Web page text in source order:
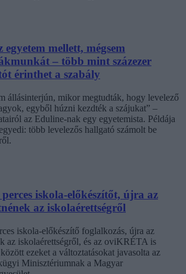
mellett, mégsem
– több mint százezer
érinthet a szabály
állásinterjún, mikor megtudták, hogy levelező
egyből húzni kezdték a szájukat” –
az Eduline-nak egy egyetemista. Példája
több levelezős hallgató számolt be
iskola-előkészítőt, újra az
az iskolaérettségről
iskola-előkészítő foglalkozás, újra az
az iskolaérettségről, és az oviKRÉTA is
ezeket a változtatásokat javasolta az
Minisztériumnak a Magyar